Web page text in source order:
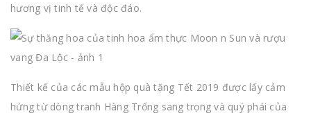
hương vị tinh tế và độc đáo.
Thiết kế của các mẫu hộp quà tặng Tết 2019 được lấy cảm
hứng từ dòng tranh Hàng Trống sang trọng và quý phái của